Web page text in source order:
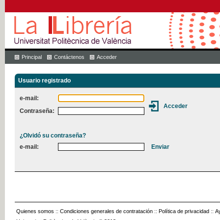
Principal Contáctenos Acceder
Usuario registrado
e-mail:
Contraseña:
¿Olvidó su contraseña?
e-mail:
Quienes somos :: Condiciones generales de contratación :: Política de privacidad ::